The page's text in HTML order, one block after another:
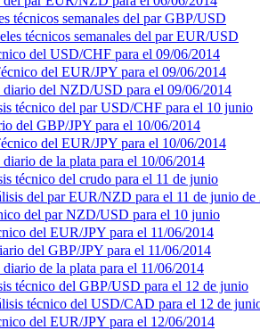
técnicos semanales del par GBP/USD
técnicos semanales del par EUR/USD
del USD/CHF para el 09/06/2014
del EUR/JPY para el 09/06/2014
diario del NZD/USD para el 09/06/2014
técnico del par USD/CHF para el 10 junio
del GBP/JPY para el 10/06/2014
del EUR/JPY para el 10/06/2014
de la plata para el 10/06/2014
técnico del crudo para el 11 de junio
del par EUR/NZD para el 11 de junio de
del par NZD/USD para el 10 junio
del EUR/JPY para el 11/06/2014
del GBP/JPY para el 11/06/2014
de la plata para el 11/06/2014
técnico del GBP/USD para el 12 de junio
técnico del USD/CAD para el 12 de
del EUR/JPY para el 12/06/2014